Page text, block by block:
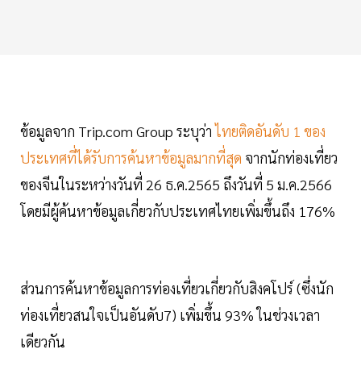
ข้อมูลจาก Trip.com Group ระบุว่าไทยติดอันดับ 1 ของ
ประเทศที่ได้รับการค้นหาข้อมูลมากที่สุด จากนักท่องเที่ยว
ของจีนในระหว่างวันที่ 26 ธ.ค.2565 ถึงวันที่ 5 ม.ค.2566
โดยมีผู้ค้นหาข้อมูลเกี่ยวกับประเทศไทยเพิ่มขึ้นถึง 176%
ส่วนการค้นหาข้อมูลการท่องเที่ยวเกี่ยวกับสิงคโปร์ (ซึ่งนัก
ท่องเที่ยวสนใจเป็นอันดับ7) เพิ่มขึ้น 93% ในช่วงเวลา
เดียวกัน